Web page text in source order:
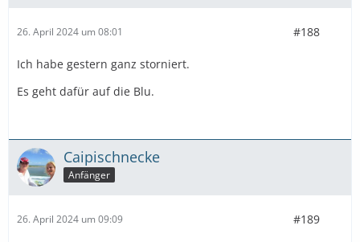
26. April 2024 um 08:01 #188
Ich habe gestern ganz storniert.
Es geht dafür auf die Blu.
Caipischnecke
Anfänger
26. April 2024 um 09:09 #189